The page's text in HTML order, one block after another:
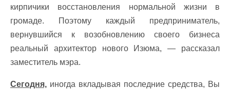
кирпичики восстановления нормальной жизни в
громаде. Поэтому каждый предприниматель,
вернувшийся к возобновлению своего бизнеса
реальный архитектор нового Изюма, — рассказал
заместитель мэра.
Сегодня, иногда вкладывая последние средства, Вы